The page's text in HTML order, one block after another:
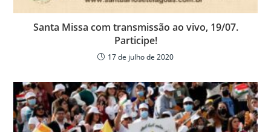
Santa Missa com transmissão ao vivo, 19/07.
Participe!
17 de julho de 2020